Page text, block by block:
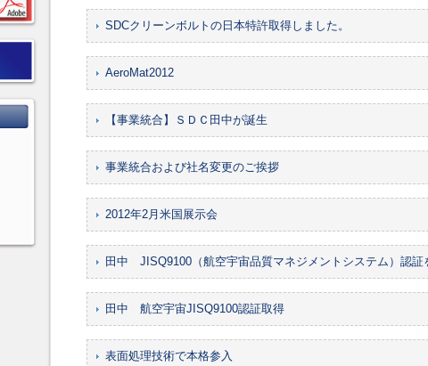
SDCクリーンボルトの日本特許取得しました。
AeroMat2012
【事業統合】ＳＤＣ田中が誕生
事業統合および社名変更のご挨拶
2012年2月米国展示会
田中 JISQ9100（航空宇宙品質マネジメントシステム）認証
田中 航空宇宙JISQ9100認証取得
表面処理技術で本格参入